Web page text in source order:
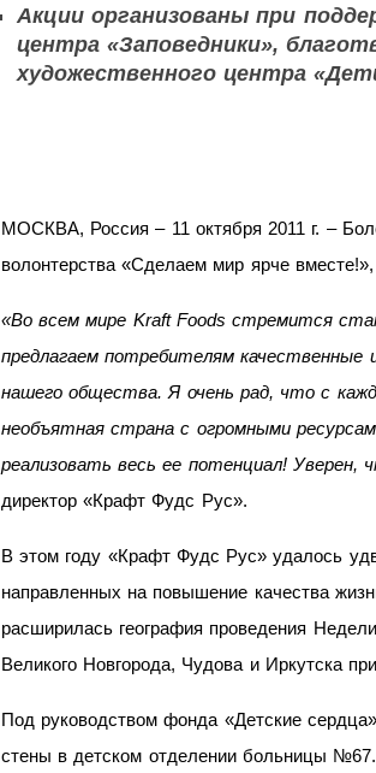
Акции организованы при
центра «Заповедники»,
художественного центра
МОСКВА, Россия – 11 октября 2011 г. –
волонтерства «Сделаем мир ярче
«Во всем мире Kraft Foods стремится
предлагаем потребителям качественные
нашего общества. Я очень рад, что с
необъятная страна с огромными
реализовать весь ее потенциал! Уверен,
директор «Крафт Фудс Рус».
В этом году «Крафт Фудс Рус» удалось
направленных на повышение качества
расширилась география проведения
Великого Новгорода, Чудова и Иркутска
Под руководством фонда «Детские
стены в детском отделении больницы №67.